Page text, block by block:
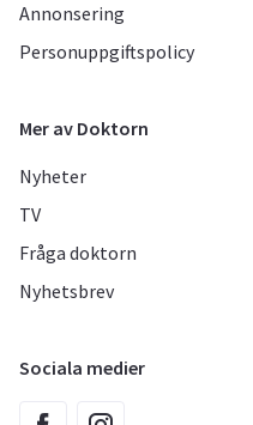
Annonsering
Personuppgiftspolicy
Mer av Doktorn
Nyheter
TV
Fråga doktorn
Nyhetsbrev
Sociala medier